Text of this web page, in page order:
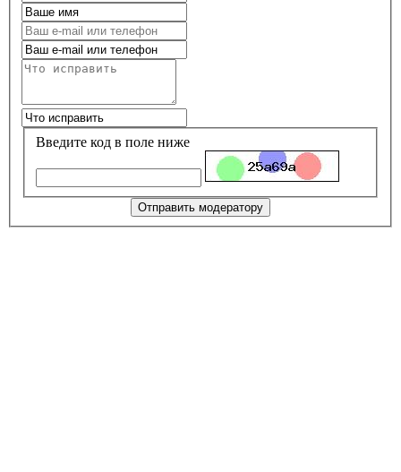
Введите код в поле ниже
Отправить модератору